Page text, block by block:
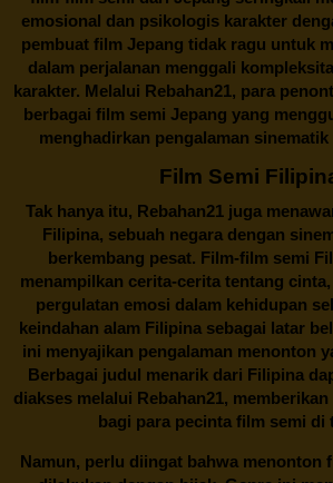
emosional dan psikologis karakter
pembuat film Jepang tidak ragu untuk
dalam perjalanan menggali
karakter. Melalui Rebahan21, para
berbagai film semi Jepang yang
menghadirkan pengalaman sinematik
Film Semi
Tak hanya itu, Rebahan21juga
Filipina, sebuah negara dengan
berkembang pesat. Film-film semi
menampilkan cerita-cerita tentang
pergulatan emosi dalam kehidupan
keindahan alam Filipina sebagai latar
ini menyajikan pengalaman menonton
Berbagai judul menarik dari Filipina
diakses melalui Rebahan21,
bagi para pecinta film semi di
Namun, perlu diingat bahwa menonton